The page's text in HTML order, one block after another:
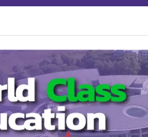
நபர் மீது குற்றச்சாட்டு